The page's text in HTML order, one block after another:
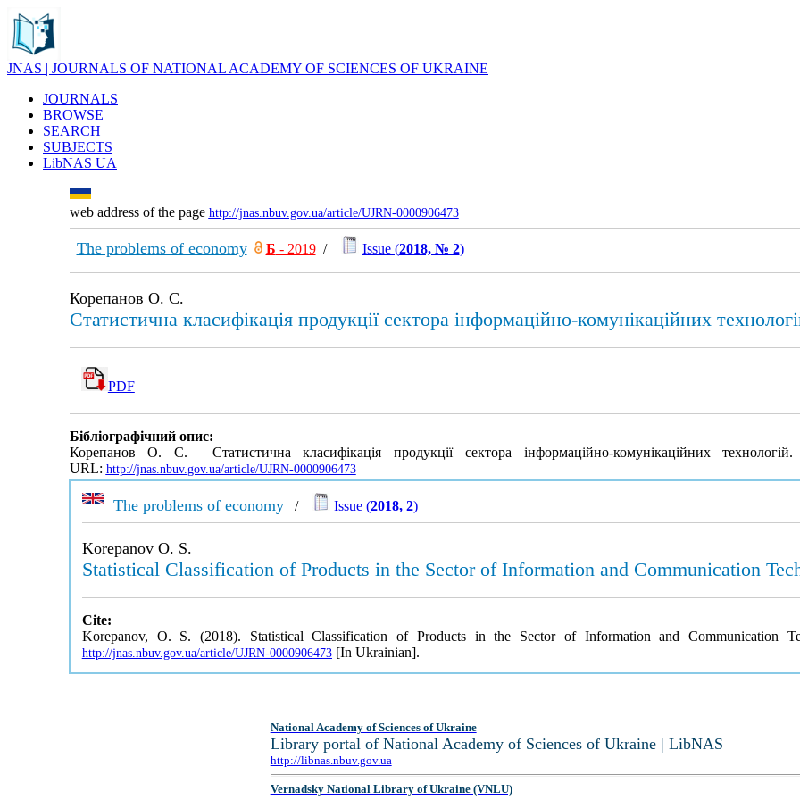
JNAS | JOURNALS OF NATIONAL ACADEMY OF SCIENCES OF UKRAINE
JOURNALS
BROWSE
SEARCH
SUBJECTS
LibNAS UA
web address of the page http://jnas.nbuv.gov.ua/article/UJRN-0000906473
The problems of economy Б - 2019/ Issue (2018, № 2)
Корепанов О. С.
Статистична класифікація продукції сектора інформаційно-комунікаційних
PDF
Бібліографічний опис:
Корепанов О. С. Статистична класифікація продукції сектора інформаційно-комунікаційних
URL: http://jnas.nbuv.gov.ua/article/UJRN-0000906473
The problems of economy/ Issue (2018, 2)
Korepanov O. S.
Statistical Classification of Products in the Sector of Information and Communication
Cite:
Korepanov, O. S. (2018). Statistical Classification of Products in the Sector of Information and Communication
http://jnas.nbuv.gov.ua/article/UJRN-0000906473[In Ukrainian].
National Academy of Sciences of Ukraine
Library portal of National Academy of Sciences of Ukraine | LibNAS
http://libnas.nbuv.gov.ua
Vernadsky National Library of Ukraine (VNLU)